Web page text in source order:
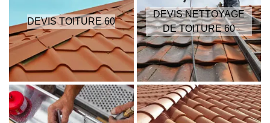
DEVIS TOITURE 60
DEVIS NETTOYAGE
DE TOITURE 60